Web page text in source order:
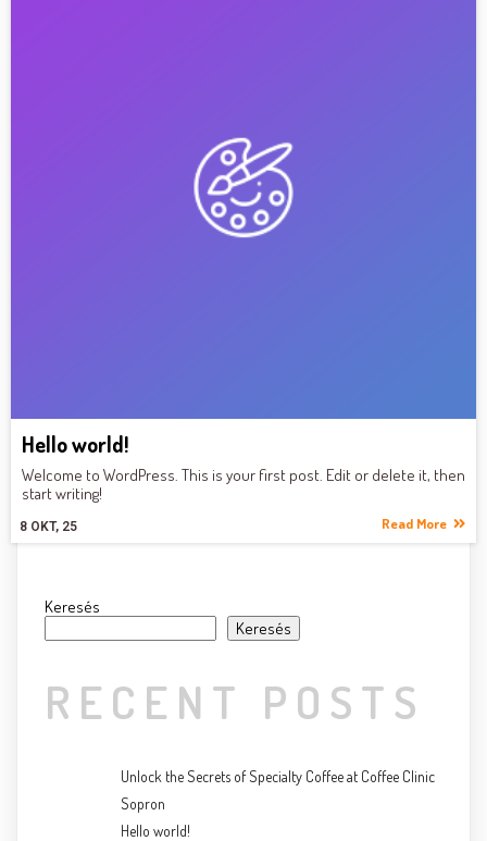
Hello world!
8 OKT, 25
Welcome to WordPress. This is your first post. Edit or delete it, then
start writing!
Read More
Keresés
Keresés
RECENT POSTS
Unlock the Secrets of Specialty Coffee at Coffee Clinic
Sopron
Hello world!